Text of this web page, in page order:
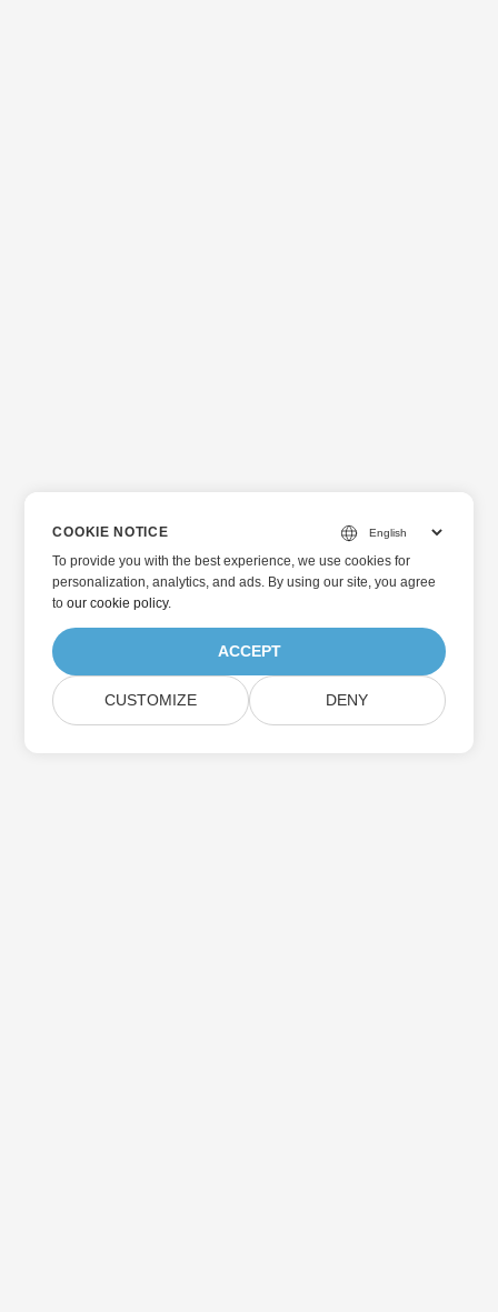
COOKIE NOTICE
To provide you with the best experience, we use cookies for
personalization, analytics, and ads. By using our site, you agree
toour cookie policy.
ACCEPT
CUSTOMIZE DENY